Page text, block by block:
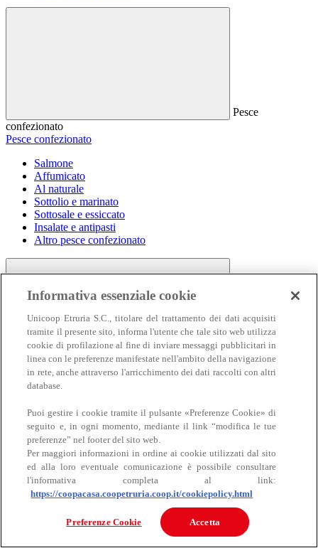
Pesce
confezionato
Pesce confezionato
Salmone
Affumicato
Al naturale
Sottolio e marinato
Sottosale e essiccato
Insalate e antipasti
Altro pesce confezionato
Carne
Carne
Bovino
Informativa essenziale cookie
Unicoop Etruria S.C., titolare del trattamento dei dati acquisiti
tramite il presente sito, informa l'utente che tale sito web utilizza
cookie di profilazione al fine di inviare messaggi pubblicitari in
linea con le preferenze manifestate nell'ambito della navigazione
in rete, anche attraverso l'arricchimento dei dati raccolti con altri
database.
Puoi gestire i cookie tramite il pulsante «Preferenze Cookie» di
seguito e, in ogni momento, mediante il link “modifica le tue
preferenze” nel footer del sito web.
Per maggiori informazioni in ordine ai cookie utilizzati dal sito
ed alla loro eventuale comunicazione è possibile consultare
l'informativa completa al link:
https://coopacasa.coopetruria.coop.it/cookiepolicy.html
Preferenze Cookie Accetta